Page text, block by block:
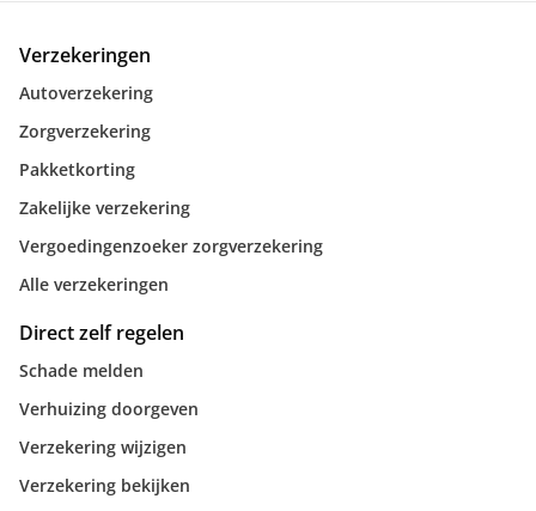
Verzekeringen
Autoverzekering
Zorgverzekering
Pakketkorting
Zakelijke verzekering
Vergoedingenzoeker zorgverzekering
Alle verzekeringen
Direct zelf regelen
Schade melden
Verhuizing doorgeven
Verzekering wijzigen
Verzekering bekijken